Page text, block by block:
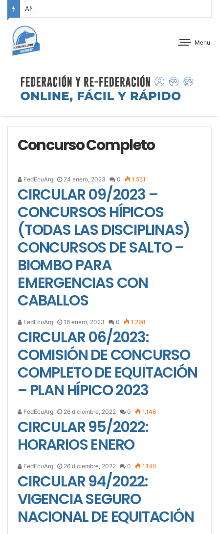
Menu
Concurso Completo
FedEcuArg 24 enero, 2023 0 1.551
CIRCULAR 09/2023 –
CONCURSOS HÍPICOS
(TODAS LAS DISCIPLINAS)
CONCURSOS DE SALTO –
BIOMBO PARA
EMERGENCIAS CON
CABALLOS
FedEcuArg 16 enero, 2023 0 1.298
CIRCULAR 06/2023:
COMISIÓN DE CONCURSO
COMPLETO DE EQUITACIÓN
– PLAN HÍPICO 2023
FedEcuArg 26 diciembre, 2022 0 1.146
CIRCULAR 95/2022:
HORARIOS ENERO
FedEcuArg 26 diciembre, 2022 0 1.140
CIRCULAR 94/2022:
VIGENCIA SEGURO
NACIONAL DE EQUITACIÓN